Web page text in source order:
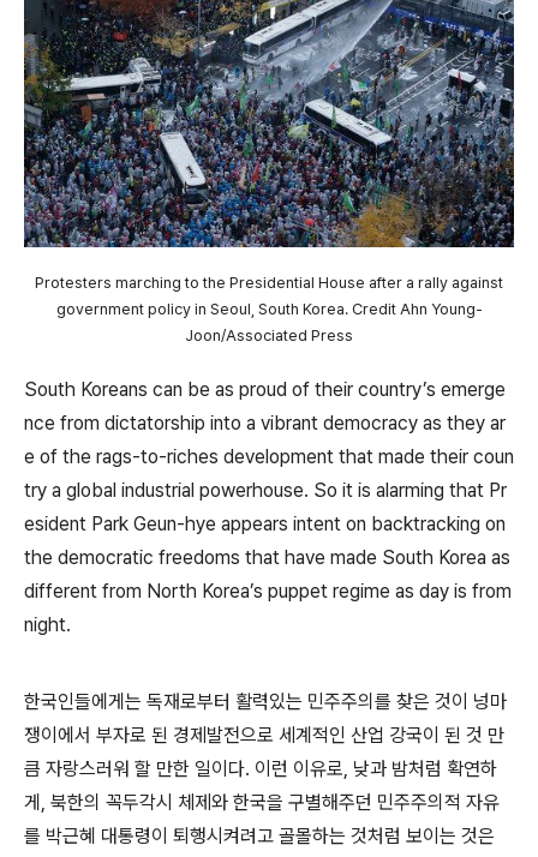
Protesters marching to the Presidential House after a rally against
government policy in Seoul, South Korea. CreditAhn Young-
Joon/Associated Press
South Koreans can be as proud of their country’s emerge
nce from dictatorship into a vibrant democracy as they ar
e of the rags-to-riches development that made their coun
try a global industrial powerhouse. So it is alarming that Pr
esident Park Geun-hye appears intent on backtracking on
the democratic freedoms that have made South Korea as
different from North Korea’s puppet regime as day is from
night.
한국인들에게는 독재로부터 활력있는 민주주의를 찾은 것이 넝마
쟁이에서 부자로 된 경제발전으로 세계적인 산업 강국이 된 것 만
큼 자랑스러워 할 만한 일이다. 이런 이유로, 낮과 밤처럼 확연하
게, 북한의 꼭두각시 체제와 한국을 구별해주던 민주주의적 자유
를 박근혜 대통령이 퇴행시켜려고 골몰하는 것처럼 보이는 것은